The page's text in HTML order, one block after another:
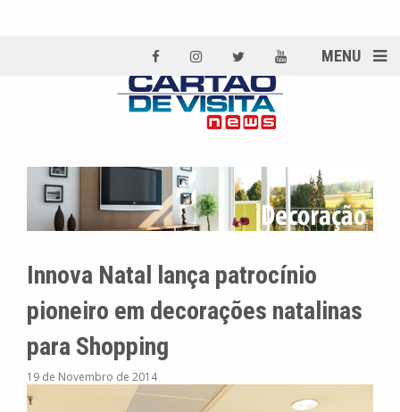
MENU
Innova Natal lança patrocínio
pioneiro em decorações natalinas
para Shopping
19 de Novembro de 2014